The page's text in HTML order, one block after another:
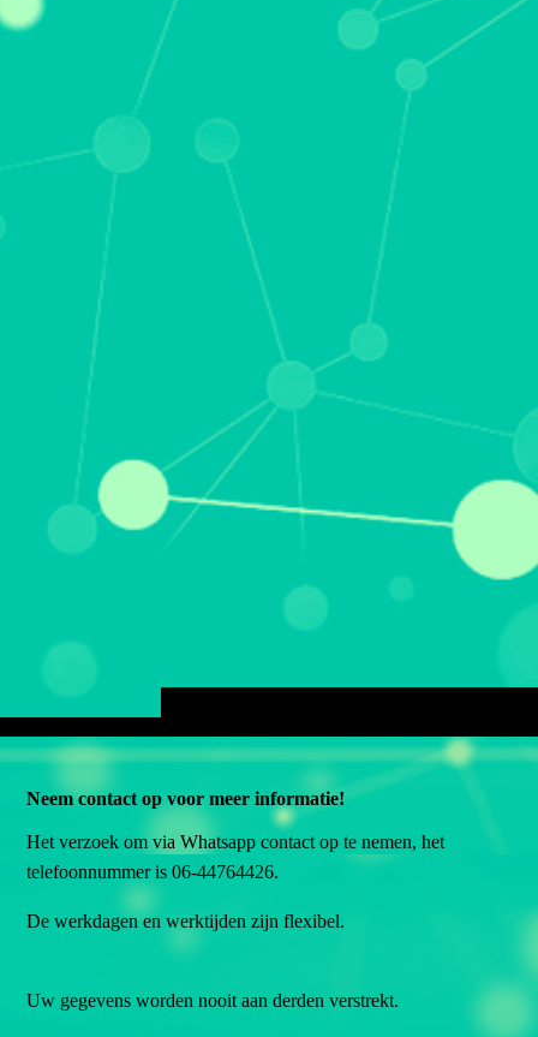
Neem contact op voor meer informatie!
Het verzoek om via Whatsapp contact op te nemen, het
telefoonnummer is 06-44764426.
De werkdagen en werktijden zijn flexibel.
Uw gegevens worden nooit aan derden verstrekt.